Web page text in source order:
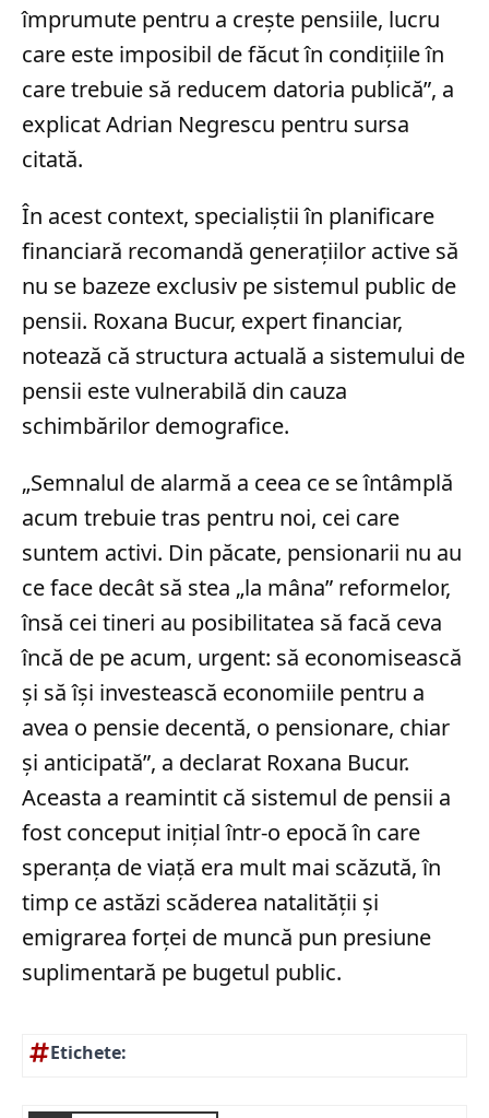
împrumute pentru a crește pensiile, lucru
care este imposibil de făcut în condițiile în
care trebuie să reducem datoria publică”, a
explicat Adrian Negrescu pentru sursa
citată.
În acest context, specialiștii în planificare
financiară recomandă generațiilor active să
nu se bazeze exclusiv pe sistemul public de
pensii. Roxana Bucur, expert financiar,
notează că structura actuală a sistemului de
pensii este vulnerabilă din cauza
schimbărilor demografice.
„Semnalul de alarmă a ceea ce se întâmplă
acum trebuie tras pentru noi, cei care
suntem activi. Din păcate, pensionarii nu au
ce face decât să stea „la mâna” reformelor,
însă cei tineri au posibilitatea să facă ceva
încă de pe acum, urgent: să economisească
și să își investească economiile pentru a
avea o pensie decentă, o pensionare, chiar
și anticipată”, a declarat Roxana Bucur.
Aceasta a reamintit că sistemul de pensii a
fost conceput inițial într-o epocă în care
speranța de viață era mult mai scăzută, în
timp ce astăzi scăderea natalității și
emigrarea forței de muncă pun presiune
suplimentară pe bugetul public.
Etichete: